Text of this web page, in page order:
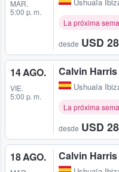
MAR.
5:00 p. m.
La próxima
desde USD
14 AGO.
VIE.
5:00 p. m.
Calvin
Ushuaïa
La próxima
desde USD
18 AGO. Calvin